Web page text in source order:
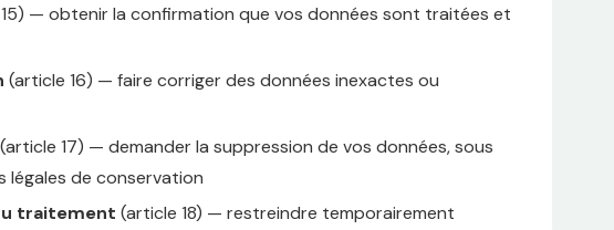
— obtenir la confirmation que vos données sont traitées et
(article 16) — faire corriger des données inexactes ou
(article 17) — demander la suppression de vos données, sous
légales de conservation
traitement (article 18) — restreindre temporairement